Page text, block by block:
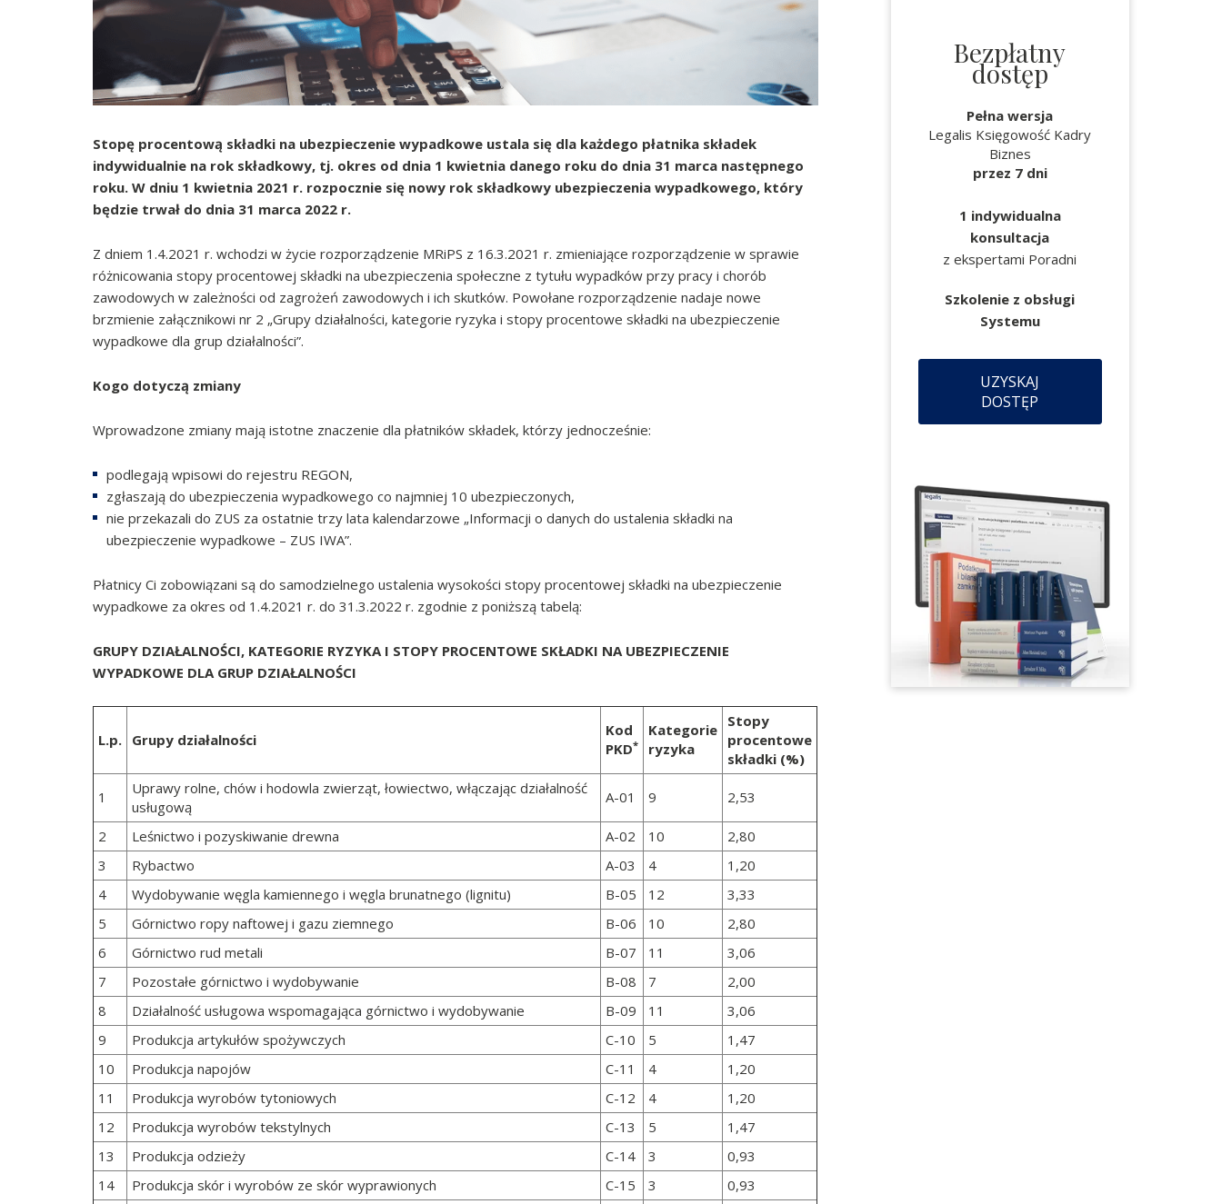
Stopę procentową składki na ubezpieczenie wypadkowe ustala się dla każdego płatnika składek
indywidualnie na rok składkowy, tj. okres od dnia 1 kwietnia danego roku do dnia 31 marca następnego
roku. W dniu 1 kwietnia 2021 r. rozpocznie się nowy rok składkowy ubezpieczenia wypadkowego, który
będzie trwał do dnia 31 marca 2022 r.
Z dniem 1.4.2021 r. wchodzi w życie rozporządzenie MRiPS z 16.3.2021 r. zmieniające rozporządzenie w sprawie
różnicowania stopy procentowej składki na ubezpieczenia społeczne z tytułu wypadków przy pracy i chorób
zawodowych w zależności od zagrożeń zawodowych i ich skutków. Powołane rozporządzenie nadaje nowe
brzmienie załącznikowi nr 2 „Grupy działalności, kategorie ryzyka i stopy procentowe składki na ubezpieczenie
wypadkowe dla grup działalności”.
Kogo dotyczą zmiany
Wprowadzone zmiany mają istotne znaczenie dla płatników składek, którzy jednocześnie:
podlegają wpisowi do rejestru REGON,
zgłaszają do ubezpieczenia wypadkowego co najmniej 10 ubezpieczonych,
nie przekazali do ZUS za ostatnie trzy lata kalendarzowe „Informacji o danych do ustalenia składki na
ubezpieczenie wypadkowe – ZUS IWA”.
Płatnicy Ci zobowiązani są do samodzielnego ustalenia wysokości stopy procentowej składki na ubezpieczenie
wypadkowe za okres od 1.4.2021 r. do 31.3.2022 r. zgodnie z poniższą tabelą:
GRUPY DZIAŁALNOŚCI, KATEGORIE RYZYKA I STOPY PROCENTOWE SKŁADKI NA UBEZPIECZENIE
WYPADKOWE DLA GRUP DZIAŁALNOŚCI
L.p. Grupy działalności
Kod
PKD*
Kategorie
ryzyka
Stopy
procentowe
składki (%)
1
Uprawy rolne, chów i hodowla zwierząt, łowiectwo, włączając działalność
usługową
A-01 9 2,53
2 Leśnictwo i pozyskiwanie drewna A-02 10
2,80
3
Rybactwo A-03 4
1,20
4
Wydobywanie węgla kamiennego i węgla brunatnego (lignitu) B-05 12
3,33
5
Górnictwo ropy naftowej i gazu ziemnego B-06 10
2,80
6
Górnictwo rud metali B-07 11
3,06
7
Pozostałe górnictwo i wydobywanie B-08 7
2,00
8
Działalność usługowa wspomagająca górnictwo i wydobywanie B-09 11
3,06
9
Produkcja artykułów spożywczych C-10 5
1,47
10
Produkcja napojów C-11 4
1,20
11
Produkcja wyrobów tytoniowych C-12 4
1,20
12
Produkcja wyrobów tekstylnych C-13 5
1,47
13
Produkcja odzieży C-14 3
0,93
14
Produkcja skór i wyrobów ze skór wyprawionych C-15 3 0,93
Bezpłatny
dostęp
Pełna wersja
Legalis Księgowość Kadry
Biznes
przez 7 dni
1 indywidualna
konsultacja
z ekspertami Poradni
Szkolenie z obsługi
Systemu
UZYSKAJ
DOSTĘP